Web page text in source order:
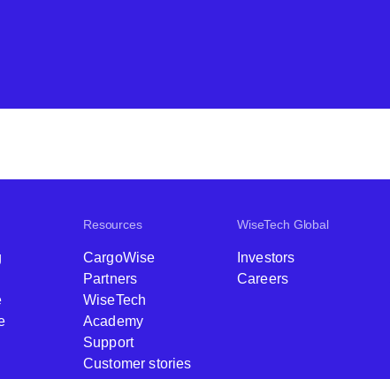
Resources
CargoWise
Partners
WiseTech
Academy
Support
Customer stories
WiseTech Global
Investors
Careers